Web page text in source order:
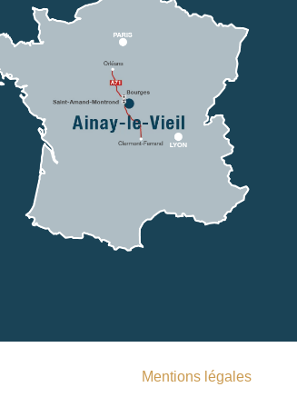
Mentions légales